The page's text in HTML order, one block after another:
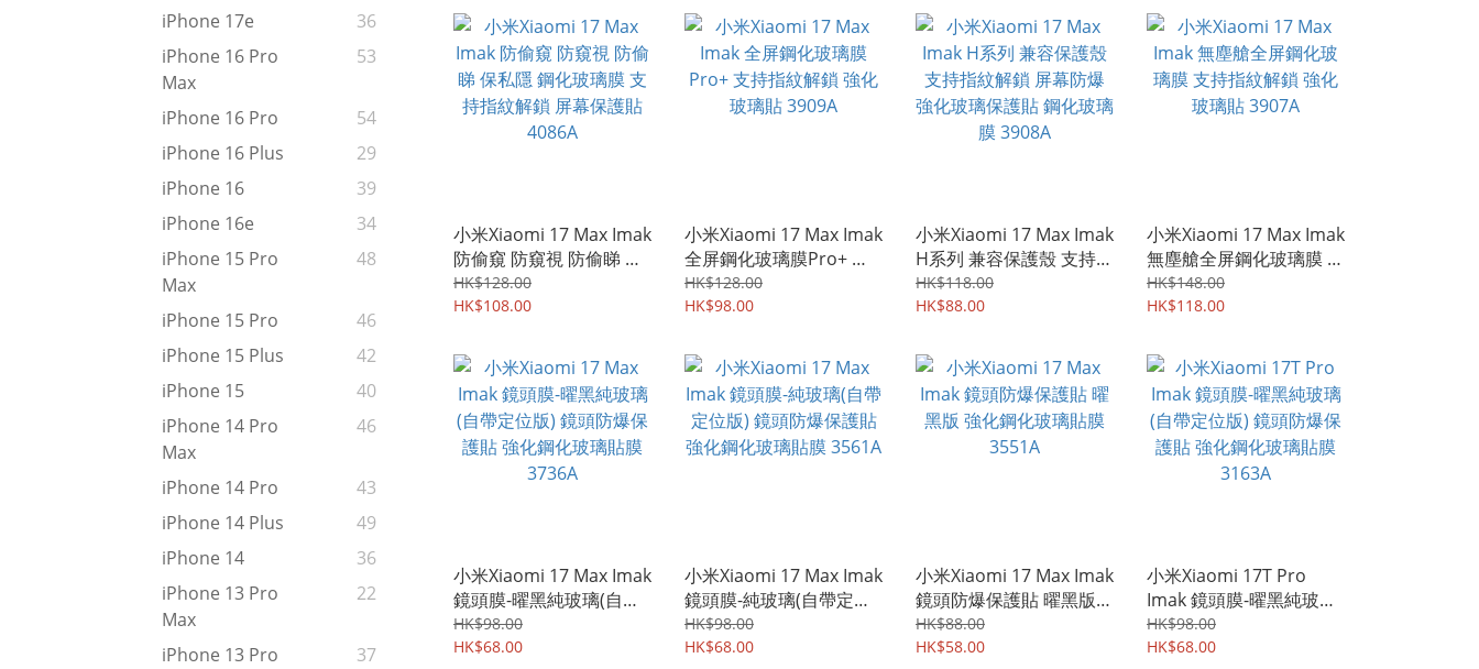
iPhone 17e
36
iPhone 16 Pro
Max
53
iPhone 16 Pro
54
iPhone 16 Plus
29
iPhone 16
39
iPhone 16e
34
iPhone 15 Pro
Max
48
iPhone 15 Pro
46
iPhone 15 Plus
42
iPhone 15
40
iPhone 14 Pro
Max
46
iPhone 14 Pro
43
iPhone 14 Plus
49
iPhone 14
36
iPhone 13 Pro
Max
22
iPhone 13 Pro
37
小米Xiaomi 17 Max Imak
防偷窺 防窺視 防偷睇 保
私隱 鋼化玻璃膜 支持指
紋解鎖 屏幕保護貼
HK$128.00
HK$108.00
小米Xiaomi 17 Max Imak
全屏鋼化玻璃膜Pro+ 支
持指紋解鎖 強化玻璃貼
3909A
HK$128.00
HK$98.00
小米Xiaomi 17 Max Imak
H系列 兼容保護殼 支持指
紋解鎖 屏幕防爆 強化玻
璃保護貼 鋼化玻璃膜
HK$118.00
HK$88.00
小米Xiaomi 17 Max Imak
無塵艙全屏鋼化玻璃膜 支
持指紋解鎖 強化玻璃貼
3907A
HK$148.00
HK$118.00
小米Xiaomi 17 Max Imak
鏡頭膜-曜黑純玻璃(自帶
定位版) 鏡頭防爆保護貼
強化鋼化玻璃貼膜 3736A
HK$98.00
HK$68.00
小米Xiaomi 17 Max Imak
鏡頭膜-純玻璃(自帶定位
版) 鏡頭防爆保護貼 強化
鋼化玻璃貼膜 3561A
HK$98.00
HK$68.00
小米Xiaomi 17 Max Imak
鏡頭防爆保護貼 曜黑版
強化鋼化玻璃貼膜 3551A
HK$88.00
HK$58.00
小米Xiaomi 17T Pro
Imak 鏡頭膜-曜黑純玻璃
(自帶定位版) 鏡頭防爆保
護貼 強化鋼化玻璃貼膜
HK$98.00
HK$68.00